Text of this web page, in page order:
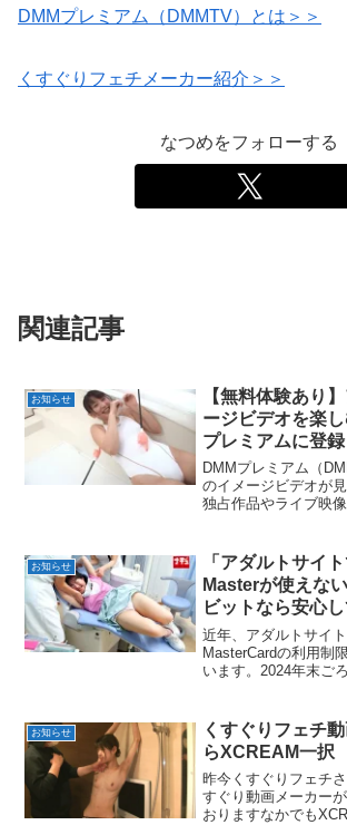
DMMプレミアム（DMMTV）とは＞＞
くすぐりフェチメーカー紹介＞＞
なつめをフォローする
関連記事
お知らせ
【無料体験あり
ージビデオを楽
プレミアムに登録
DMMプレミアム（
のイメージビデオが
独占作品やライブ映
お知らせ
「アダルトサイ
Masterが使えな
ビットなら安心し
近年、アダルトサイ
MasterCardの利用制
います。2024年末ご
す。「いつものカー
困った経験がある方
しょうか？そんな中
が楽天JCBデビット
料・本人名義で即時
段として支持を集め
お知らせ
くすぐりフェチ
らXCREAM一択
昨今くすぐりフェチ
すぐり動画メーカー
おりますなかでも